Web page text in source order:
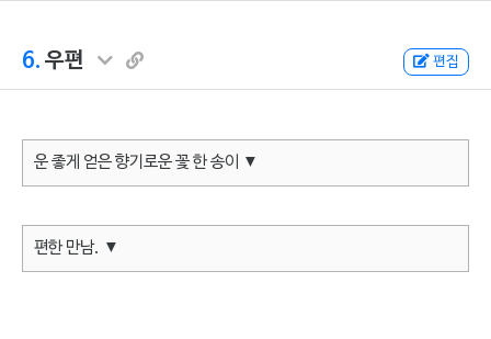
6. 우편 편집
운 좋게 얻은 향기로운 꽃 한 송이 ▼
편한 만남. ▼